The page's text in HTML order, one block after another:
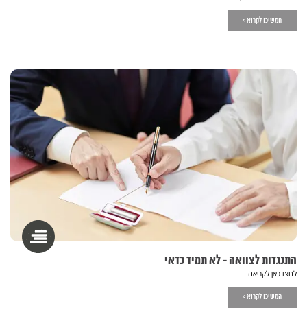
המשיכו לקרוא >
התנגדות לצוואה - לא תמיד כדאי
לחצו כאן לקריאה
המשיכו לקרוא >